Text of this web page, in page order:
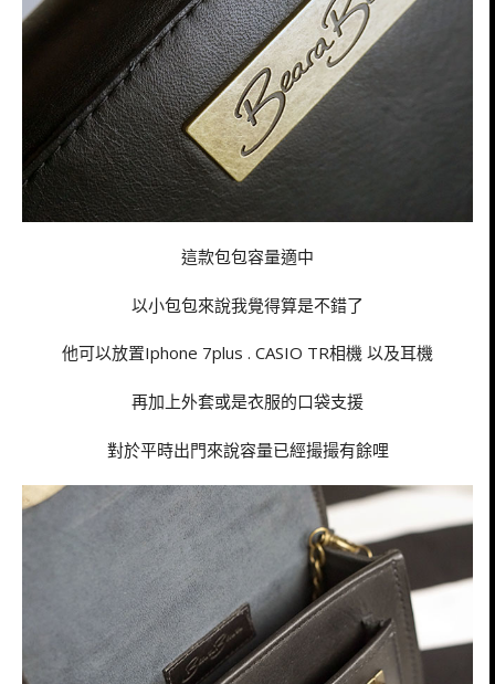
這款包包容量適中
以小包包來說我覺得算是不錯了
他可以放置Iphone 7plus . CASIO TR相機 以及耳機
再加上外套或是衣服的口袋支援
對於平時出門來說容量已經撮撮有餘哩